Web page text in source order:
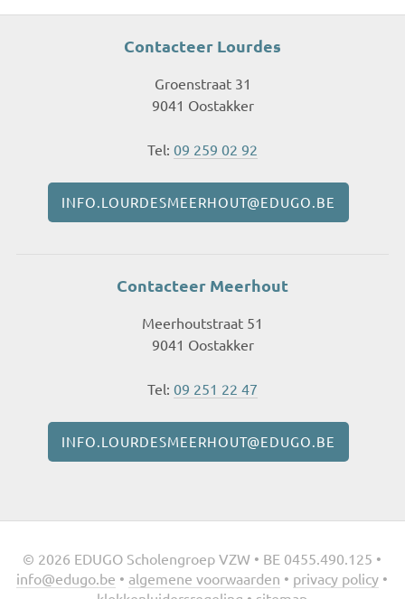
Contacteer Lourdes
Groenstraat 31
9041 Oostakker
Tel: 09 259 02 92
INFO.LOURDESMEERHOUT@EDUGO.BE
Contacteer Meerhout
Meerhoutstraat 51
9041 Oostakker
Tel: 09 251 22 47
INFO.LOURDESMEERHOUT@EDUGO.BE
© 2026 EDUGO Scholengroep VZW • BE 0455.490.125 •
info@edugo.be • algemene voorwaarden • privacy policy •